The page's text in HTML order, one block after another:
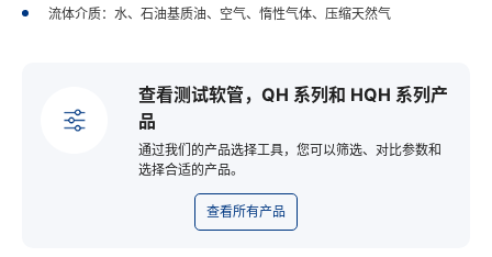
流体介质：水、石油基质油、空气、惰性气体、压缩天然气
查看测试软管，QH 系列和 HQH 系列产
品
通过我们的产品选择工具，您可以筛选、对比参数和
选择合适的产品。
查看所有产品